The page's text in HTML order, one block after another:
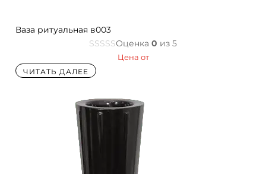
Ваза ритуальная в003
Оценка 0 из 5
Цена от
ЧИТАТЬ ДАЛЕЕ